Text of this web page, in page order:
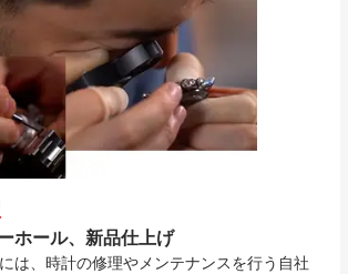
ホール、新品仕上げ
は、時計の修理やメンテナンスを行う自社